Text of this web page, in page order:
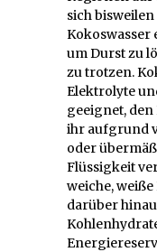
sich
Kokoswasser
um Durst zu
zu trotzen.
Elektrolyte
geeignet,
ihr aufgrund
oder
Flüssigkeit
weiche,
darüber